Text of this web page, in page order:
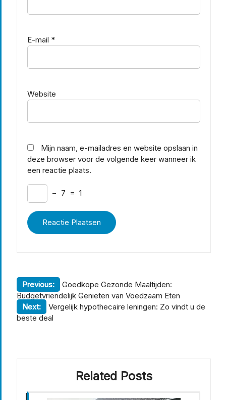
E-mail *
Website
Mijn naam, e-mailadres en website opslaan in
deze browser voor de volgende keer wanneer ik
een reactie plaats.
− 7 = 1
Berichtnavigatie
Previous:
Goedkope Gezonde Maaltijden:
Budgetvriendelijk Genieten van Voedzaam Eten
Next:
Vergelijk hypothecaire leningen: Zo vindt u de
beste deal
Related Posts